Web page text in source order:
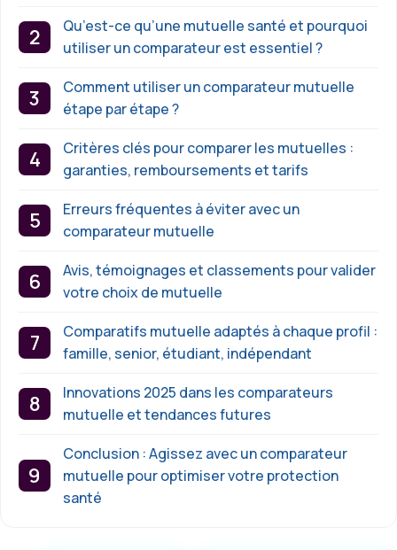
Qu’est-ce qu’une mutuelle santé et pourquoi
utiliser un comparateur est essentiel ?
Comment utiliser un comparateur mutuelle
étape par étape ?
Critères clés pour comparer les mutuelles :
garanties, remboursements et tarifs
Erreurs fréquentes à éviter avec un
comparateur mutuelle
Avis, témoignages et classements pour valider
votre choix de mutuelle
Comparatifs mutuelle adaptés à chaque profil :
famille, senior, étudiant, indépendant
Innovations 2025 dans les comparateurs
mutuelle et tendances futures
Conclusion : Agissez avec un comparateur
mutuelle pour optimiser votre protection
santé